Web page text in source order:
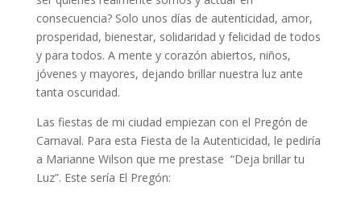
consecuencia? Solo unos días de autenticidad, amor,
prosperidad, bienestar, solidaridad y felicidad de todos
y para todos. A mente y corazón abiertos, niños,
jóvenes y mayores, dejando brillar nuestra luz ante
tanta oscuridad.
Las fiestas de mi ciudad empiezan con el Pregón de
Carnaval. Para esta Fiesta de la Autenticidad, le pediría
a Marianne Wilson que me prestase “Deja brillar tu
Luz”. Este sería El Pregón: